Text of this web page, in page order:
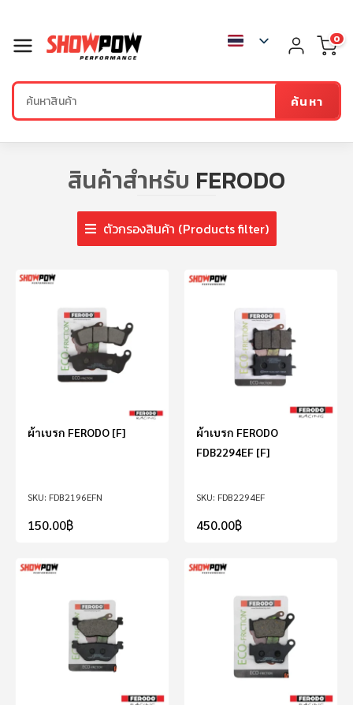
ค้นหา
0
สินค้าสำหรับ FERODO
ตัวกรองสินค้า (Products filter)
FDB2196EFN
ผ้าเบรก FERODO [F]
150.00฿
FDB2294EF
ผ้าเบรก FERODO
FDB2294EF [F]
450.00฿